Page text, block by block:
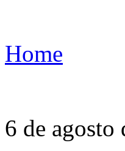
Home
6 de